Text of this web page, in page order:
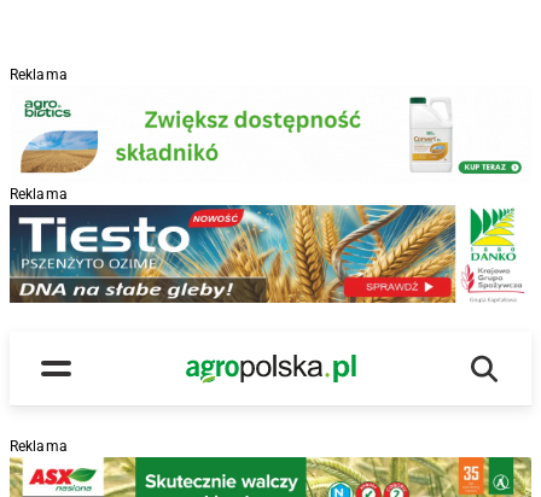
Reklama
Reklama
Menu
Main Logo
Reklama